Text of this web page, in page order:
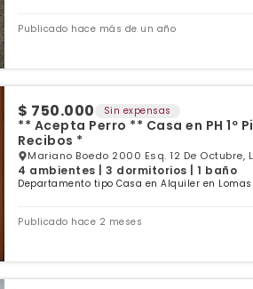
Publicado hace más de un año
$ 750.000 Sin expensas
** Acepta Perro ** Casa en PH 1º
Recibos *
Mariano Boedo 2000 Esq. 12 De Octubre,
4 ambientes | 3 dormitorios | 1 baño
Departamento tipo Casa en Alquiler en
Publicado hace 2 meses